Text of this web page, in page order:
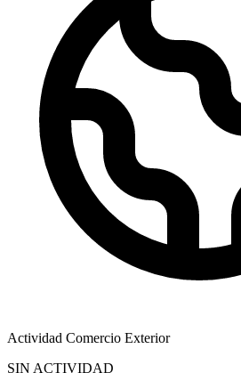
Actividad Comercio Exterior
SIN ACTIVIDAD